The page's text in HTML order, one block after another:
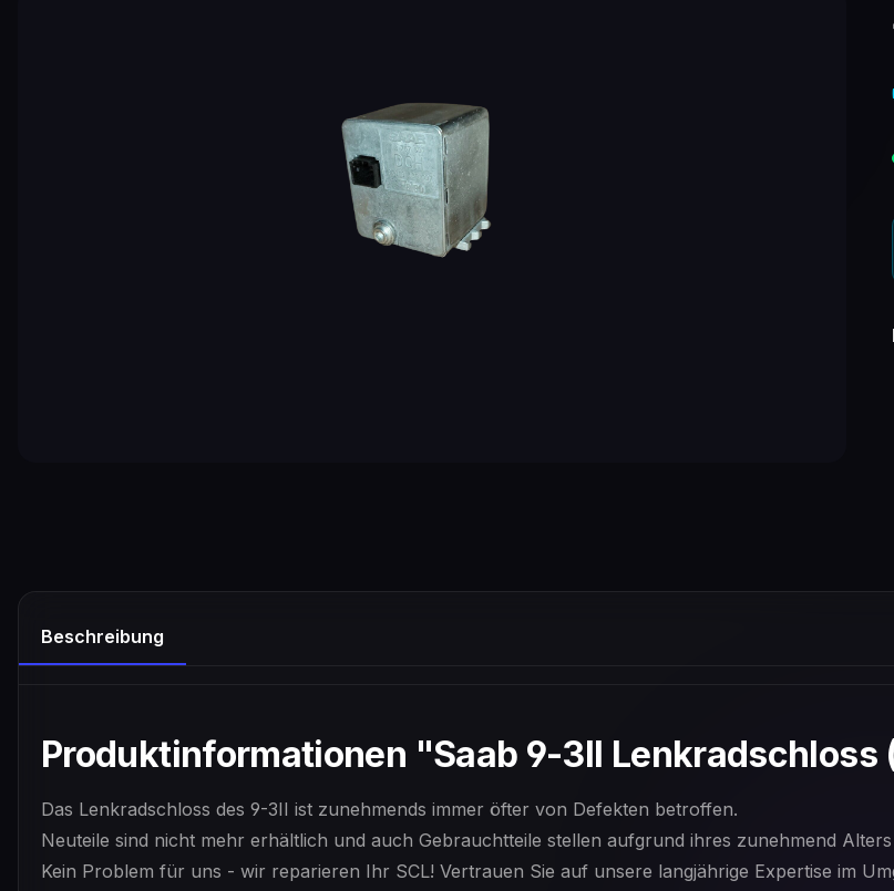
Beschreibung
Produktinformationen "Saab 9-3II Lenkradschloss
Das Lenkradschloss des 9-3II ist zunehmends immer öfter von Defekten betroffen.
Neuteile sind nicht mehr erhältlich und auch Gebrauchtteile stellen aufgrund ihres zunehmend
Kein Problem für uns - wir reparieren Ihr SCL! Vertrauen Sie auf unsere langjährige Expertise im